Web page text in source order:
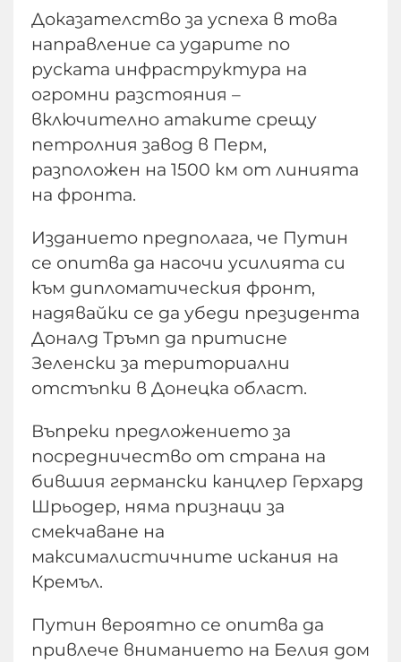
Доказателство за успеха в това
направление са ударите по
руската инфраструктура на
огромни разстояния –
включително атаките срещу
петролния завод в Перм,
разположен на 1500 км от линията
на фронта.
Изданието предполага, че Путин
се опитва да насочи усилията си
към дипломатическия фронт,
надявайки се да убеди президента
Доналд Тръмп да притисне
Зеленски за териториални
отстъпки в Донецка област.
Въпреки предложението за
посредничество от страна на
бившия германски канцлер Герхард
Шрьодер, няма признаци за
смекчаване на
максималистичните искания на
Кремъл.
Путин вероятно се опитва да
привлече вниманието на Белия дом